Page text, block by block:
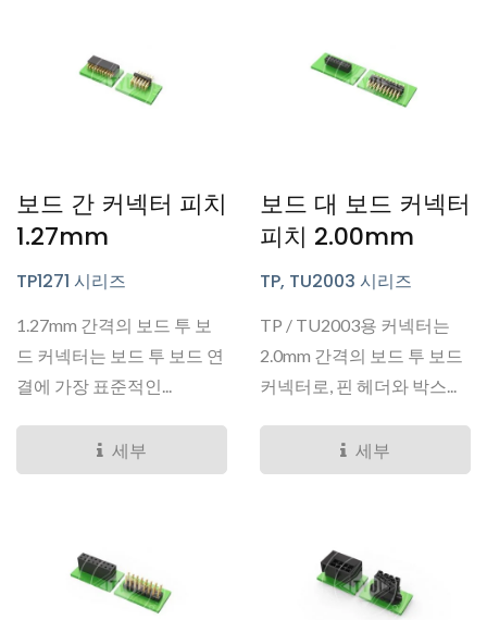
보드 간 커넥터 피치
1.27mm
TP1271 시리즈
1.27mm 간격의 보드 투 보
드 커넥터는 보드 투 보드 연
결에 가장 표준적인...
세부
보드 대 보드 커넥터
피치 2.00mm
TP, TU2003 시리즈
TP / TU2003용 커넥터는
2.0mm 간격의 보드 투 보드
커넥터로, 핀 헤더와 박스...
세부